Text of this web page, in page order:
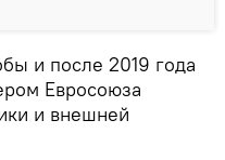
и после 2019 года
Евросоюза
и внешней